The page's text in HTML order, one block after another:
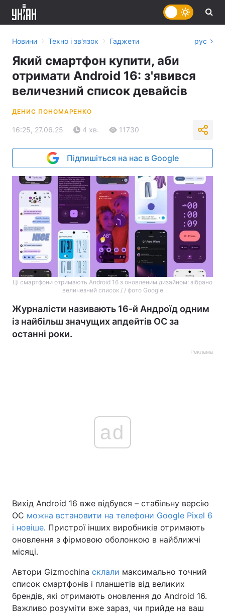
Україна Політика
Економіка Світ
Техно і зв'язок Лайт
Зброя Інциденти
Новини › Техно і зв'язок › Гаджети рус
Який смартфон купити, аби
отримати Android 16: з'явився
величезний список девайсів
ДЕНИС ПОНОМАРЕНКО
16:25, 27.06.25 4 хв. 11730
Підпишіться на нас в Google
Ці смартфони отримають Android 16 з оновленим дизайном: зібрано
величезний список / / фото Google
Журналісти називають 16-й Андроїд одним
із найбільш значущих апдейтів ОС за
останні роки.
Реклама
ad
Вихід Android 16 вже відбувся – стабільну версію
ОС можна встановити на телефони Google Pixel 6
і новіше. Пристрої інших виробників отримають
оновлення з фірмовою оболонкою в найближчі
місяці.
Автори Gizmochina склали максимально точний
список смартфонів і планшетів від великих
брендів, які отримають оновлення до Android 16.
Важливо розуміти вже зараз, чи прийде на ваш